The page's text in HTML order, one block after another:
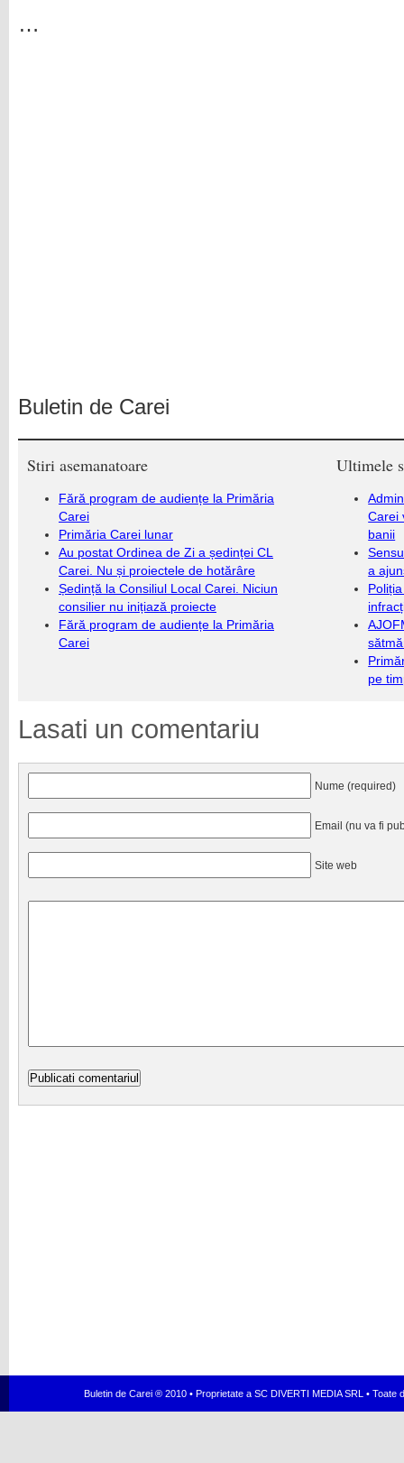
…
Buletin de Carei
Stiri asemanatoare
Fără program de audiențe la Primăria
Carei
Primăria Carei lunar
Au postat Ordinea de Zi a ședinței CL
Carei. Nu și proiectele de hotărâre
Ședință la Consiliul Local Carei. Niciun
consilier nu inițiază proiecte
Fără program de audiențe la Primăria
Carei
Ultimele
Carei
banii
a
pe
Lasati un comentariu
Nume (required)
Email (nu va fi
Site web
Buletin de Carei ® 2010 • Proprietate a SC DIVERTI MEDIA SRL •